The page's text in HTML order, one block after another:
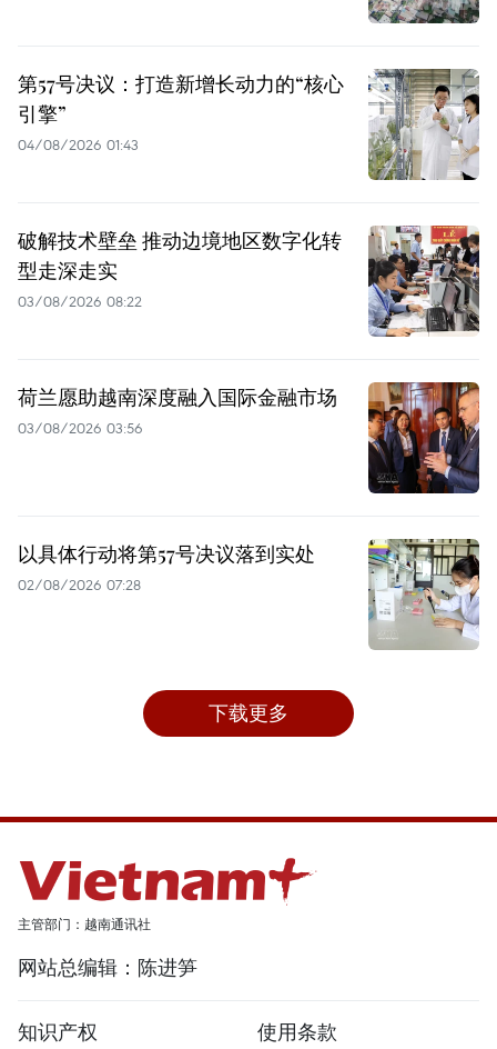
第57号决议：打造新增长动力的“核心
引擎”
04/08/2026 01:43
破解技术壁垒 推动边境地区数字化转
型走深走实
03/08/2026 08:22
荷兰愿助越南深度融入国际金融市场
03/08/2026 03:56
以具体行动将第57号决议落到实处
02/08/2026 07:28
下载更多
主管部门：越南通讯社
网站总编辑：陈进笋
知识产权 使用条款